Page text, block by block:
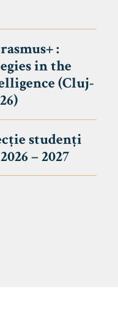
:
in the
(Cluj-
studenți
– 2027